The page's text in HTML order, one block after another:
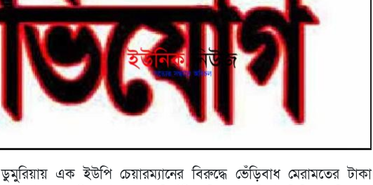
ডুমুরিয়ায় এক ইউপি চেয়ারম্যানের বিরুদ্ধে ভেঁড়িবাধ মেরামতের টাকা